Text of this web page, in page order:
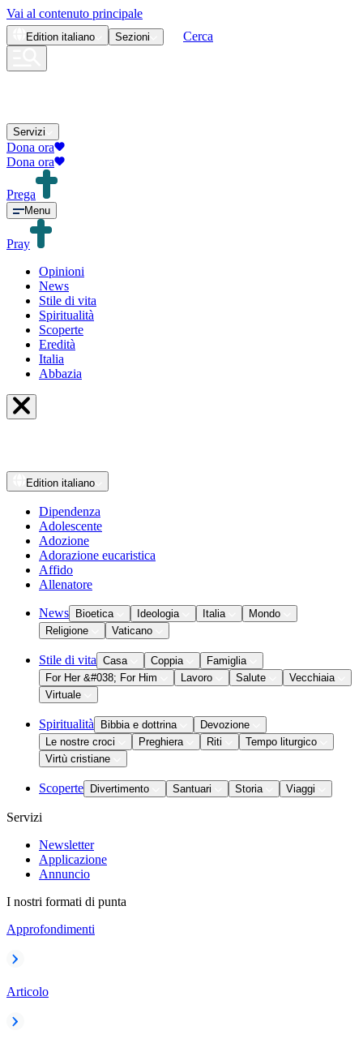
Vai al contenuto principale
Edition italiano Sezioni Cerca
Servizi
Dona ora
Dona ora
Prega
Menu
Pray
Opinioni
News
Stile di vita
Spiritualità
Scoperte
Eredità
Italia
Abbazia
Edition italiano
Dipendenza
Adolescente
Adozione
Adorazione eucaristica
Affido
Allenatore
News Bioetica Ideologia Italia
Mondo
Religione
Vaticano
Stile di vita Casa Coppia
Famiglia
For Her &#038; For Him
Lavoro Salute
Vecchiaia
Virtuale
Spiritualità Bibbia e dottrina
Devozione
Le nostre croci
Preghiera Riti
Tempo liturgico
Virtù cristiane
Scoperte Divertimento Santuari Storia Viaggi
Servizi
Newsletter
Applicazione
Annuncio
I nostri formati di punta
Approfondimenti
Articolo